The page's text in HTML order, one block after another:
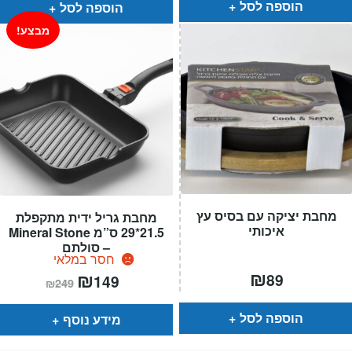
הוספה לסל הוספה לסל
מחבת גריל ידית מתקפלת
21.5*29 ס”מ Mineral Stone
– סולתם
חסר במלאי
מבצע!
₪249 המחיר
המקורי
היה:
₪249.
₪149
הוא:
מידע נוסף
מחבת יציקה עם בסיס עץ
איכותי
₪89
הוספה לסל